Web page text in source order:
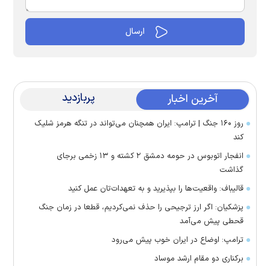
آخرین اخبار پربازدید
روز ۱۶۰ جنگ | ترامپ: ایران همچنان می‌تواند در تنگه هرمز شلیک
کند
انفجار اتوبوس در حومه دمشق ۲ کشته و ۱۳ زخمی برجای
گذاشت
قالیباف: واقعیت‌ها را بپذیرید و به تعهدات‌تان عمل کنید
پزشکیان: اگر ارز ترجیحی را حذف نمی‌کردیم، قطعا در زمان جنگ
قحطی پیش می‌آمد
ترامپ: اوضاع در ایران خوب پیش می‌رود
برکناری دو مقام ارشد موساد